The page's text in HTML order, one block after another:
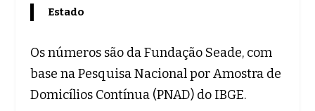
Estado
Os números são da Fundação Seade, com
base na Pesquisa Nacional por Amostra de
Domicílios Contínua (PNAD) do IBGE.